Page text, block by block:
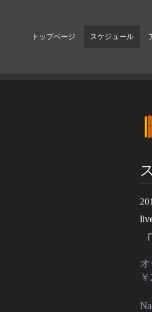
トップページ スケジュール